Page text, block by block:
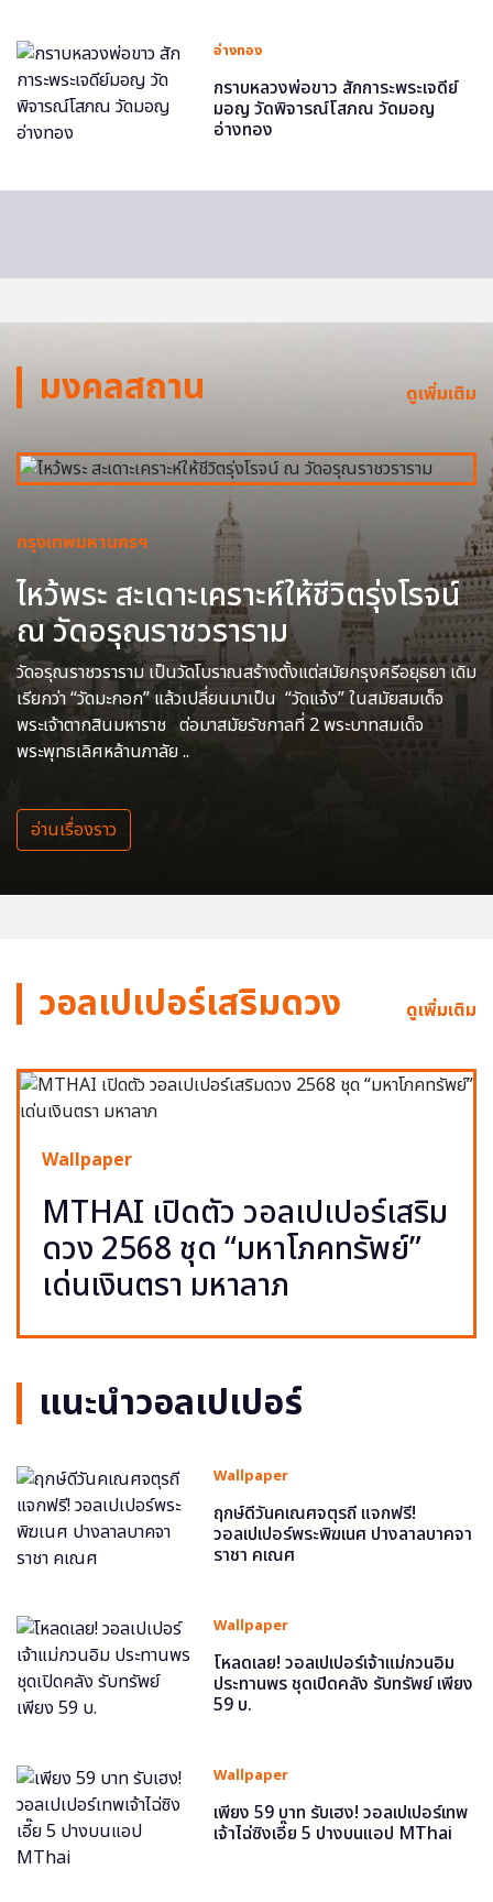
อ่างทอง
กราบหลวงพ่อขาว สักการะพระเจดีย์
มอญ วัดพิจารณ์โสภณ วัดมอญ
อ่างทอง
มงคลสถาน ดูเพิ่มเติม
กรุงเทพมหานครฯ
ไหว้พระ สะเดาะเคราะห์ให้ชีวิตรุ่งโรจน์
ณ วัดอรุณราชวราราม
วัดอรุณราชวราราม เป็นวัดโบราณสร้างตั้งแต่สมัยกรุงศรีอยุธยา เดิม
เรียกว่า “วัดมะกอก” แล้วเปลี่ยนมาเป็น “วัดแจ้ง” ในสมัยสมเด็จ
พระเจ้าตากสินมหาราช ต่อมาสมัยรัชกาลที่ 2 พระบาทสมเด็จ
พระพุทธเลิศหล้านภาลัย ..
อ่านเรื่องราว
วอลเปเปอร์เสริมดวง ดูเพิ่มเติม
Wallpaper
MTHAI เปิดตัว วอลเปเปอร์เสริม
ดวง 2568 ชุด “มหาโภคทรัพย์”
เด่นเงินตรา มหาลาภ
แนะนำวอลเปเปอร์
Wallpaper
ฤกษ์ดีวันคเณศจตุรถี แจกฟรี!
วอลเปเปอร์พระพิฆเนศ ปางลาลบาคจา
ราชา คเณศ
Wallpaper
โหลดเลย! วอลเปเปอร์เจ้าแม่กวนอิม
ประทานพร ชุดเปิดคลัง รับทรัพย์ เพียง
59 บ.
Wallpaper
เพียง 59 บาท รับเฮง! วอลเปเปอร์เทพ
เจ้าไฉ่ซิงเอี๊ย 5 ปางบนแอป MThai